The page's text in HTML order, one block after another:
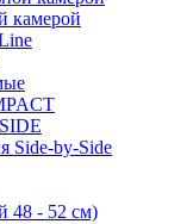
камерой
Side-by-Side
48 - 52 см)